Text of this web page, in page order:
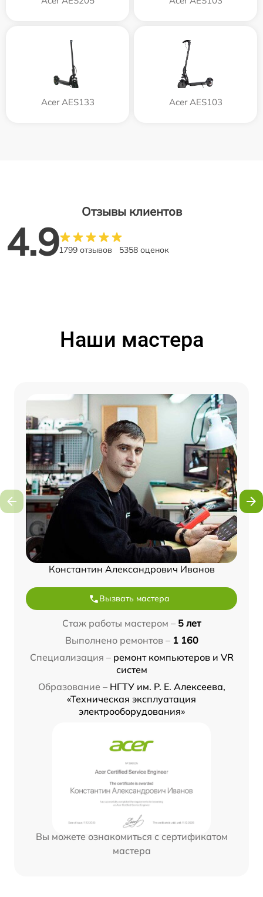
Acer AES133 Acer AES103
Отзывы клиентов
4.91799 отзывов 5358 оценок
Наши мастера
Константин Александрович Иванов
Вызвать мастера
Стаж работы мастером – 5 лет
Выполнено ремонтов – 1 160
Специализация – ремонт компьютеров и VR
систем
Образование – НГТУ им. Р. Е. Алексеева,
«Техническая эксплуатация
электрооборудования»
Вы можете ознакомиться с сертификатом
мастера